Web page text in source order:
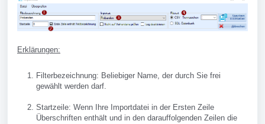
Erklärungen:
Filterbezeichnung: Beliebiger Name, der durch Sie frei
gewählt werden darf.
Startzeile: Wenn Ihre Importdatei in der Ersten Zeile
Überschriften enthält und in den darauffolgenden Zeilen die